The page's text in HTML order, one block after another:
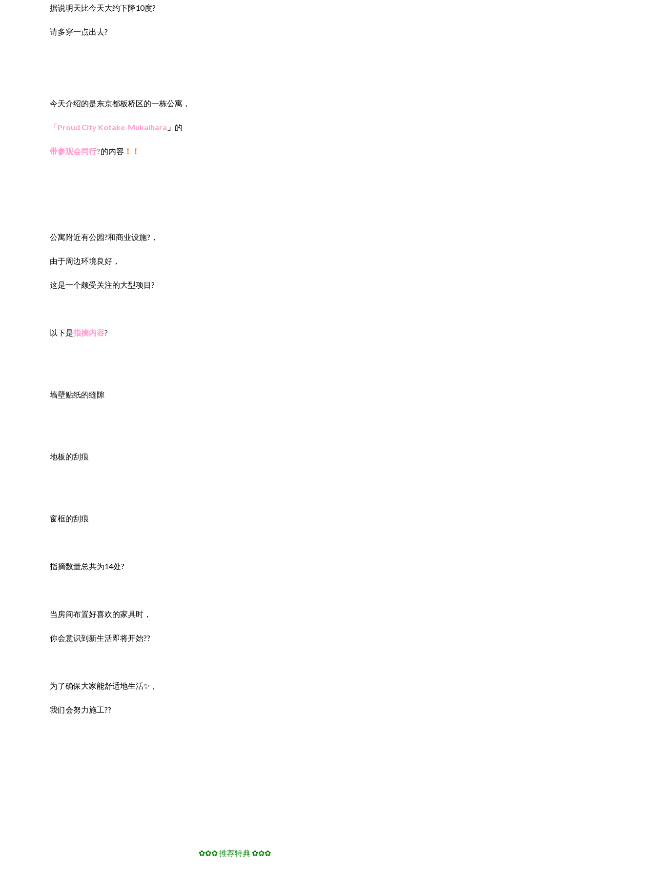
据说明天比今天大约下降10度?
请多穿一点出去?
今天介绍的是东京都板桥区的一栋公寓，
「Proud City Kotake-Mukaihara 」 的
带参观会同行?的内容 ！！
公寓附近有公园?和商业设施?，
由于周边环境良好，
这是一个颇受关注的大型项目?
以下是指摘内容?
墙壁贴纸的缝隙
地板的刮痕
窗框的刮痕
指摘数量总共为14处?
当房间布置好喜欢的家具时，
你会意识到新生活即将开始??
为了确保大家能舒适地生活✨，
我们会努力施工??
✿✿✿ 推荐特典 ✿✿✿